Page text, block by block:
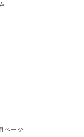
ページ